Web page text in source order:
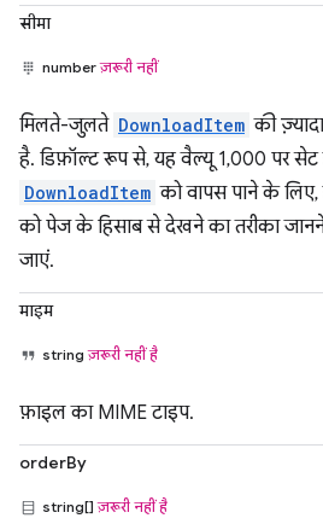
सीमा
numberज़रूरी नहीं
मिलते-जुलते DownloadItem की
है. डिफ़ॉल्ट रूप से, यह वैल्यू 1,000 पर सेट
DownloadItem को वापस पाने के
को पेज के हिसाब से देखने का तरीका
जाएं.
माइम
stringज़रूरी नहीं है
फ़ाइल का MIME टाइप.
orderBy
string[]ज़रूरी नहीं है